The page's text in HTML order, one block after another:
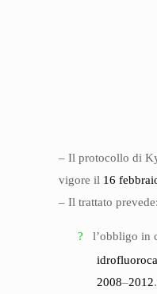
– Il protocollo di
vigore il 16
– Il trattato prevede:
? l’obbligo in
2008–2012.